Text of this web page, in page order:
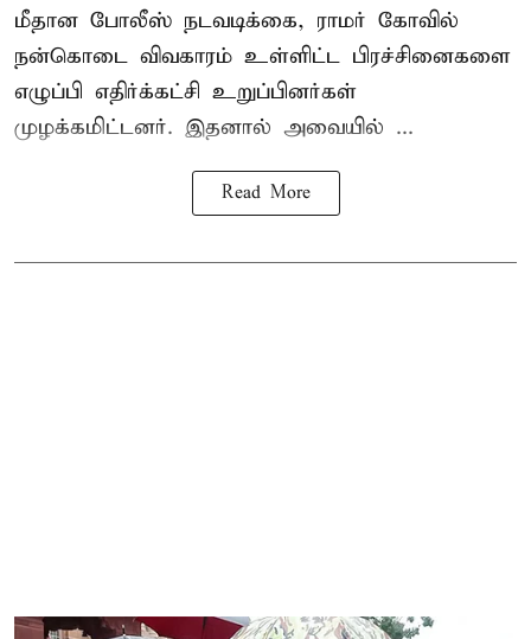
மீதான போலீஸ் நடவடிக்கை, ராமர் கோவில்
நன்கொடை விவகாரம் உள்ளிட்ட பிரச்சினைகளை
எழுப்பி எதிர்க்கட்சி உறுப்பினர்கள்
முழக்கமிட்டனர். இதனால் அவையில் ...
Read More